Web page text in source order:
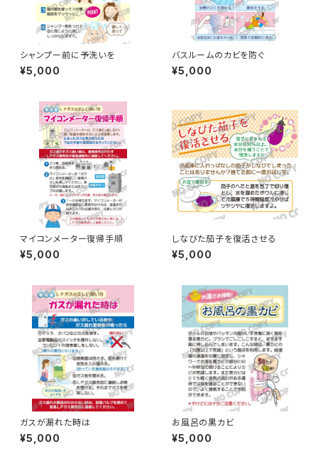
シャンプー前に予洗いを
¥5,000
バスルームのカビを防ぐ
¥5,000
マイコンメーター復帰手順
¥5,000
しなびた茄子を復活させる
¥5,000
ガスが漏れた時は
¥5,000
お風呂の黒カビ
¥5,000